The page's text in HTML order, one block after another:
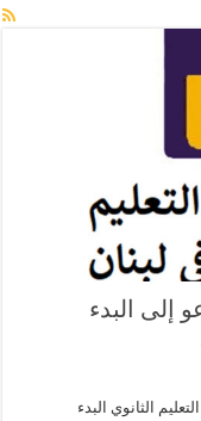
إلى البدء
الثانوي البدء